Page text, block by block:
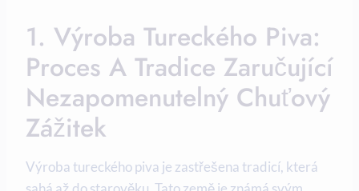
1. Výroba Tureckého Piva:
Proces A Tradice Zaručující
Nezapomenutelný Chuťový
Zážitek
Výroba tureckého piva je zastřešena tradicí, která